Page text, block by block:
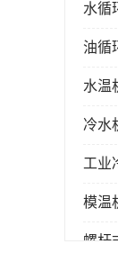
水循
油循
水温
冷水
工业
模温
螺杆